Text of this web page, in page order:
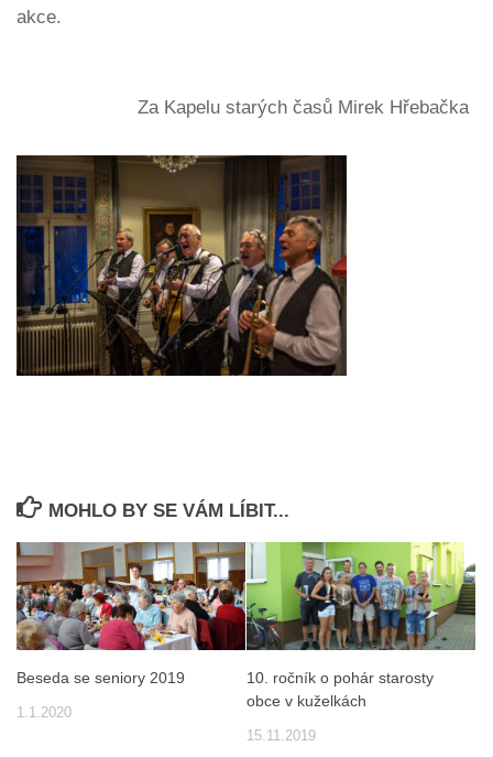
akce.
Za Kapelu starých časů Mirek Hřebačka
MOHLO BY SE VÁM LÍBIT...
Beseda se seniory 2019
1.1.2020
10. ročník o pohár starosty
obce v kuželkách
15.11.2019